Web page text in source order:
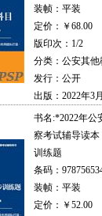
装帧：平装
定价：￥68.00
版印次：1/2
分类：公安其他
发行：公开
出版：2022年3月
书名:*2022年公
察考试辅导读
训练题
条码：
装帧：平装
定价：￥52.00